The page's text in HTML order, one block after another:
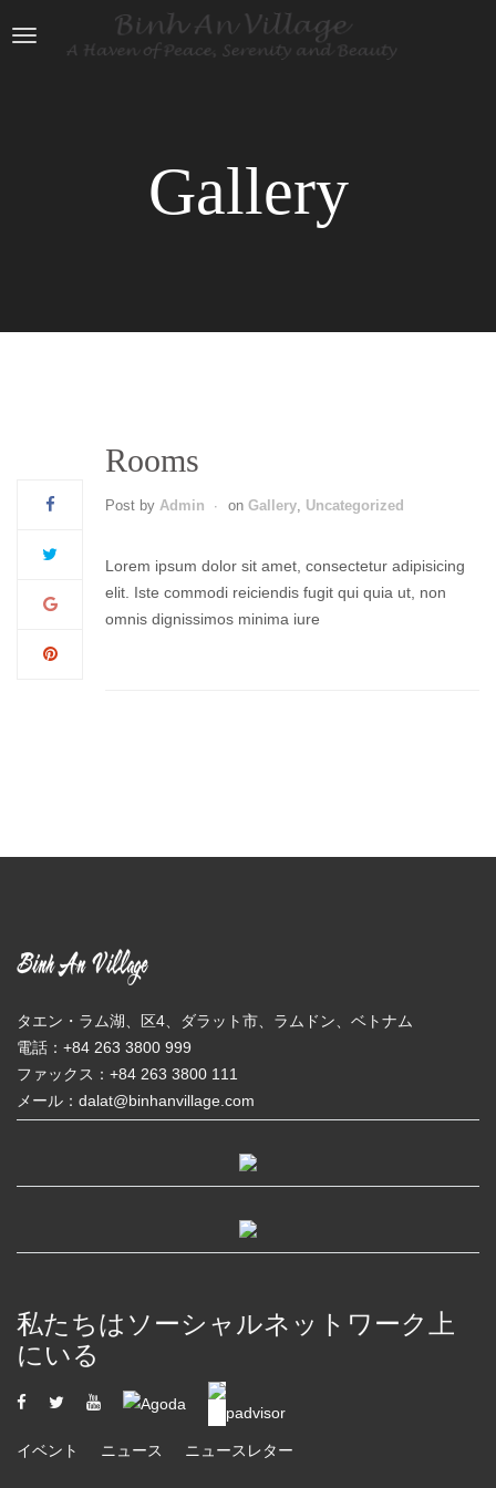
Gallery
Rooms
Post by Admin on Gallery, Uncategorized
Lorem ipsum dolor sit amet, consectetur adipisicing
elit. Iste commodi reiciendis fugit qui quia ut, non
omnis dignissimos minima iure
タエン・ラム湖、区4、ダラット市、ラムドン、ベトナム
電話：+84 263 3800 999
ファックス：+84 263 3800 111
メール：dalat@binhanvillage.com
私たちはソーシャルネットワーク上
にいる
イベント ニュース ニュースレター